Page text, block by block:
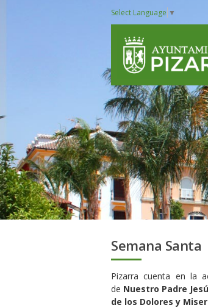
Select Language ▼
Semana Santa
Pizarra cuenta en la
de Nuestro Padre
de los Dolores y